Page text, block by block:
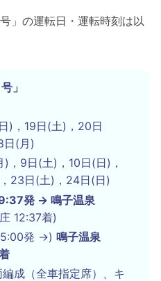
」の運転日・運転時刻は以
」
)，19日(土)，20日
(月)
)，9日(土)，10日(日)，
23日(土)，24日(日)
発 → 鳴子温泉
12:37着)
発 →)鳴子温泉
成（全車指定席）、キ